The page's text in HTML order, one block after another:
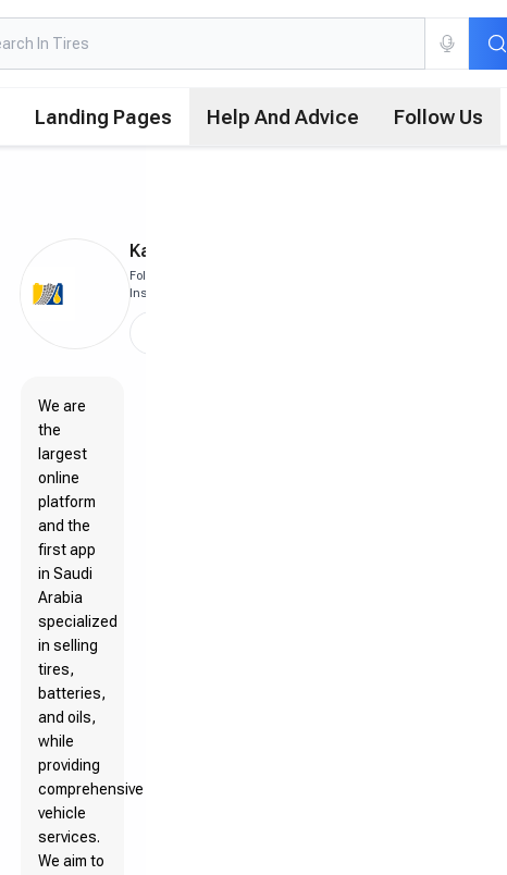
Landing Pages Help And Advice Follow Us
KafaratPlus
Follow Us in
Instagram
We are
the
largest
online
platform
and the
first app
in Saudi
Arabia
specialized
in selling
tires,
batteries,
and oils,
while
providing
comprehensive
vehicle
services.
We aim to